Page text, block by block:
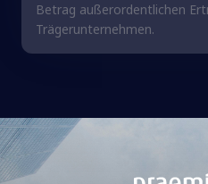
Betrag außerordentlichen
Trägerunternehmen.